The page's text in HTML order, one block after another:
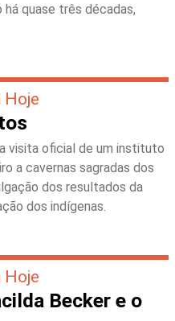
quase três décadas,
Hoje
visita oficial de um instituto
a cavernas sagradas dos
dos resultados da
dos indígenas.
Hoje
Becker e o